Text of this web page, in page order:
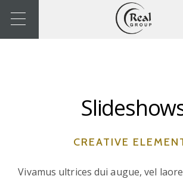
CREATIVE
Vivamus ultrices dui augue, vel